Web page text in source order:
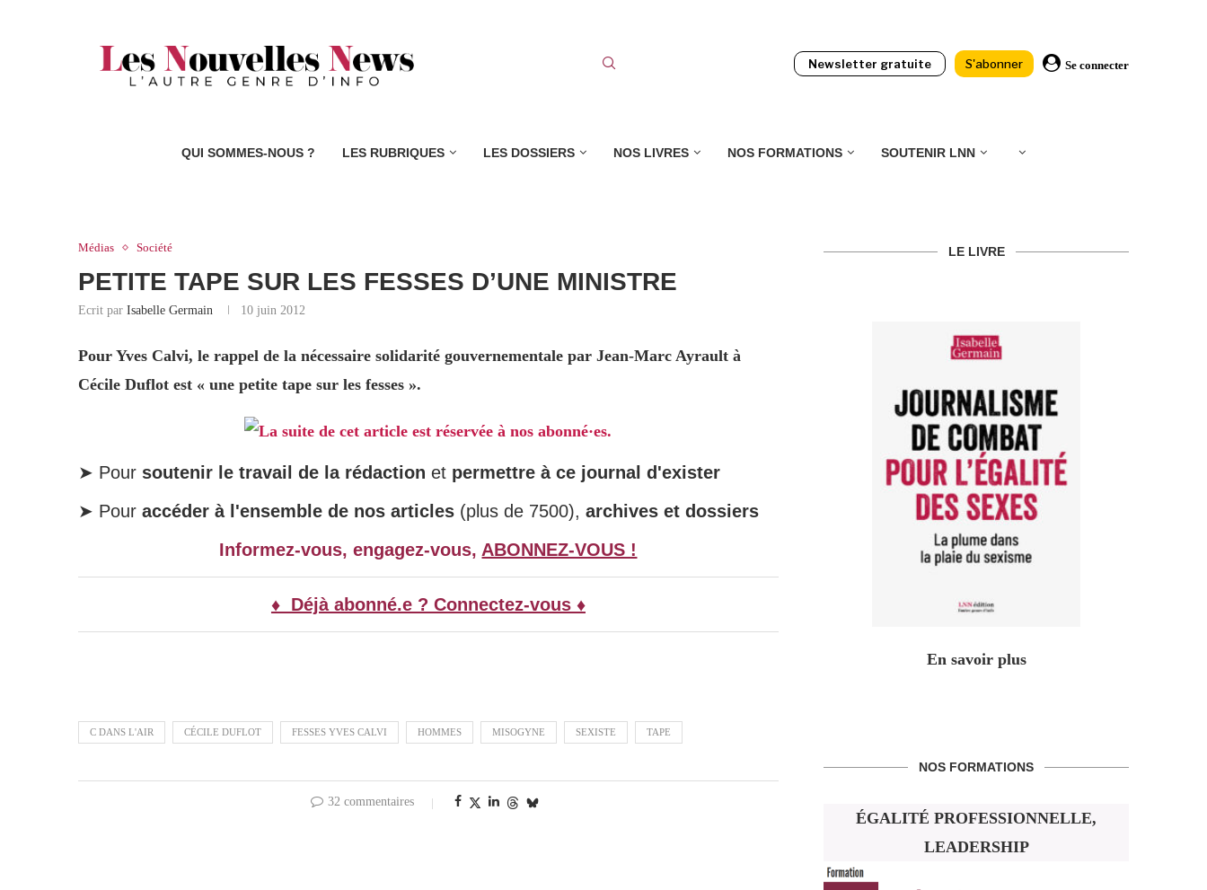
Newsletter gratuite S'abonner Se connecter
QUI SOMMES-NOUS ? LES RUBRIQUES LES DOSSIERS NOS LIVRES NOS FORMATIONS SOUTENIR LNN
Médias Société
PETITE TAPE SUR LES FESSES D’UNE MINISTRE
Ecrit par Isabelle Germain 10 juin 2012
Pour Yves Calvi, le rappel de la nécessaire solidarité gouvernementale par Jean-Marc Ayrault à
Cécile Duflot est « une petite tape sur les fesses ».
La suite de cet article est réservée à nos abonné·es.
➤ Pour soutenir le travail de la rédaction et permettre à ce journal d'exister
➤ Pour accéder à l'ensemble de nos articles (plus de 7500), archives et dossiers
Informez-vous, engagez-vous, ABONNEZ-VOUS !
♦ Déjà abonné.e ? Connectez-vous ♦
C DANS L'AIR CÉCILE DUFLOT FESSES YVES CALVI HOMMES MISOGYNE SEXISTE TAPE
32 commentaires
LE LIVRE
En savoir plus
NOS FORMATIONS
ÉGALITÉ PROFESSIONNELLE,
LEADERSHIP